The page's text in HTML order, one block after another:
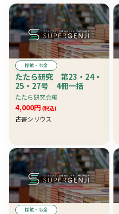
採鉱・冶金
たたら研究 第23・24・
25・27号 4冊一括
たたら研究会編
4,000円 (税込)
古書シリウス
採鉱・冶金